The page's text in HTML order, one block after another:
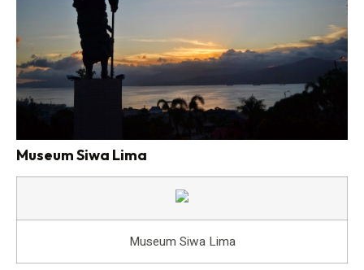
Museum Siwa Lima
Museum Siwa Lima